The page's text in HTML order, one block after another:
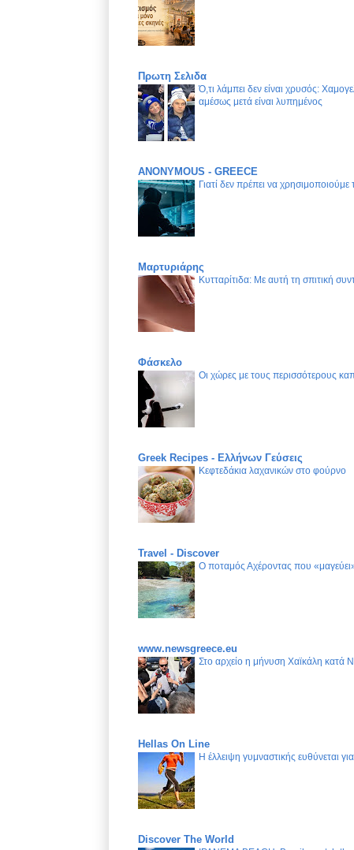
Πρωτη Σελιδα
Ό,τι λάμπει δεν είναι χρυσός:
αμέσως μετά είναι λυπημένος
ANONYMOUS - GREECE
Γιατί δεν πρέπει να
Μαρτυριάρης
Κυτταρίτιδα: Με αυτή τη σπιτική
Φάσκελο
Οι χώρες με τους περισσότερους
Greek Recipes - Ελλήνων Γεύσεις
Κεφτεδάκια λαχανικών στο φούρνο
Travel - Discover
Ο ποταμός Αχέροντας που
www.newsgreece.eu
Στο αρχείο η μήνυση Χαϊκάλη κατά
Hellas On Line
Η έλλειψη γυμναστικής ευθύνεται
Discover The World